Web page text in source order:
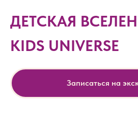
ДЕТСКАЯ
KIDS UNIVERSE
Записаться на